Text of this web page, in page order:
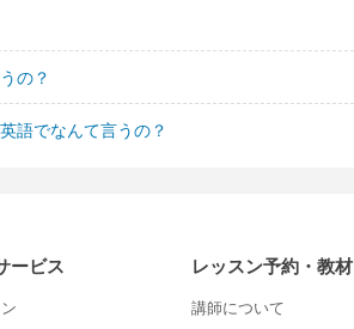
の？
語でなんて言うの？
ービス レッスン予約・教材
講師について